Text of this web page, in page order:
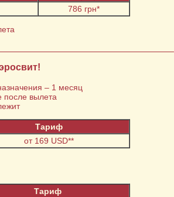
786 грн*
– 1 месяц
после вылета
Тариф
от 169 USD**
Тариф